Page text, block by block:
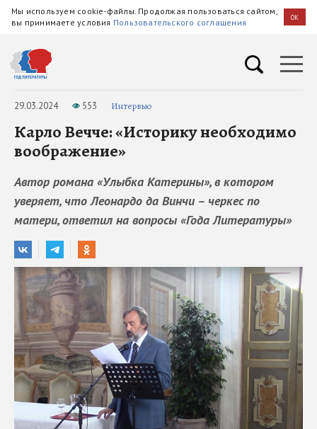
Мы используем cookie-файлы. Продолжая пользоваться сайтом,
вы принимаете условия Пользовательского соглашения OK
29.03.2024 553 Интервью
Карло Вечче: «Историку необходимо
воображение»
Автор романа «Улыбка Катерины», в котором
уверяет, что Леонардо да Винчи – черкес по
матери, ответил на вопросы «Года Литературы»